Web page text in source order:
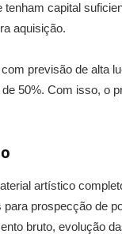
capital
aquisição.
previsão de alta
50%. Com isso, o
artístico
prospecção de
bruto, evolução